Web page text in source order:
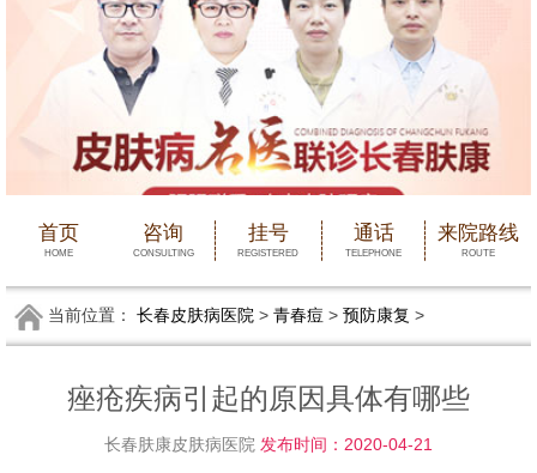
首页
HOME
咨询
CONSULTING
挂号
REGISTERED
通话
TELEPHONE
来院路线
ROUTE
当前位置： 长春皮肤病医院> 青春痘 > 预防康复 >
痤疮疾病引起的原因具体有哪些
长春肤康皮肤病医院 发布时间：2020-04-21